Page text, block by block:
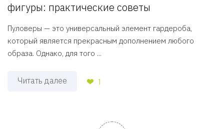
фигуры: практические советы
Пуловеры — это универсальный элемент гардероба,
который является прекрасным дополнением любого
образа. Однако, для того ...
Читать далее 1